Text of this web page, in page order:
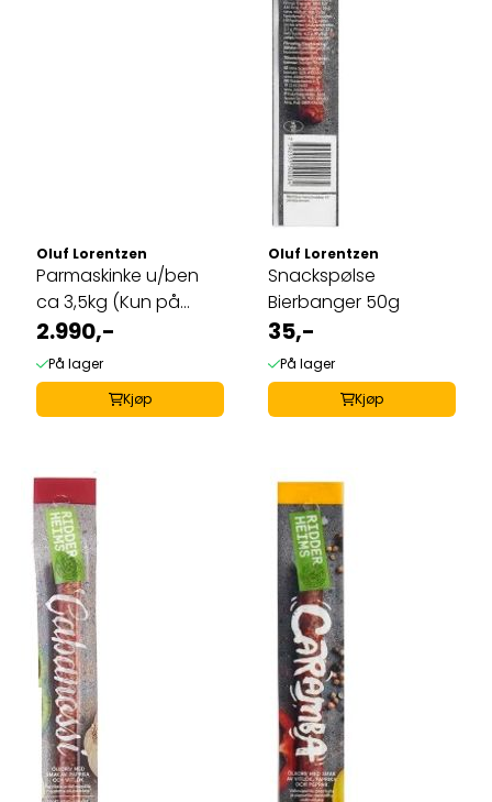
Oluf Lorentzen
Parmaskinke u/ben
ca 3,5kg (Kun på
bestilling)
2.990,-
På lager
Kjøp
Oluf Lorentzen
Snackspølse
Bierbanger 50g
35,-
På lager
Kjøp